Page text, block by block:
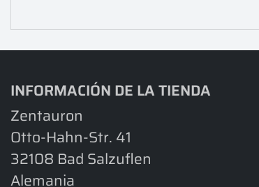
INFORMACIÓN DE LA TIENDA
Zentauron
Otto-Hahn-Str. 41
32108 Bad Salzuflen
Alemania